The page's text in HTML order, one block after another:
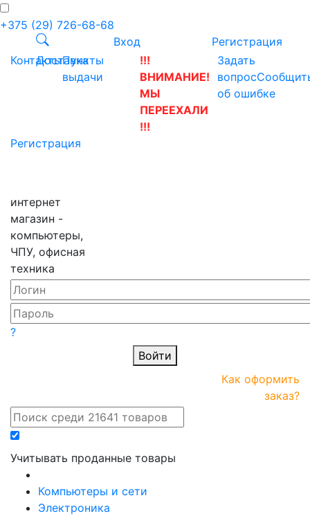
+375 (29) 726-68-68
Вход
Регистрация
КонтактыДоставка
Пункты
выдачи
!!!
ВНИМАНИЕ!
МЫ
ПЕРЕЕХАЛИ
!!!
Задать
вопрос
об ошибке
Регистрация
интернет
магазин -
компьютеры,
ЧПУ, офисная
техника
Как оформить
заказ?
Учитывать проданные товары
?
Войти
Компьютеры и сети
Электроника